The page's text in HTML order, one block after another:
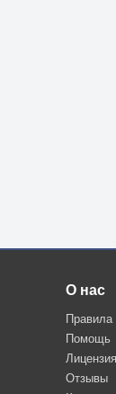
О нас
Правила
Помощь
Лицензия
Отзывы